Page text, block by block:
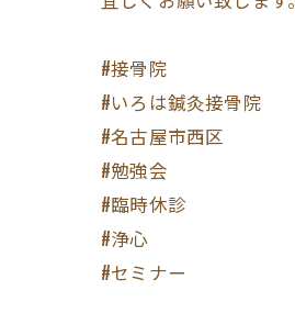
#接骨院
#いろは鍼灸接骨院
#名古屋市西区
#勉強会
#臨時休診
#浄心
#セミナー